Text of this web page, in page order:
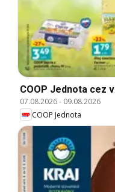
COOP Jednota cez
07.08.2026- 09.08.2026
COOP Jednota